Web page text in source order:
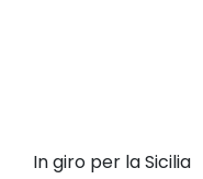
In giro per la Sicilia